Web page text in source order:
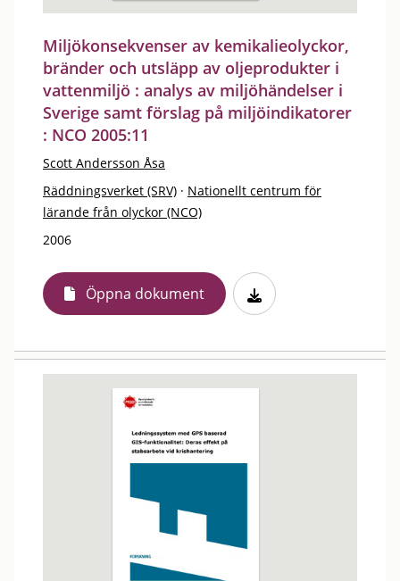
Miljökonsekvenser av kemikalieolyckor,
bränder och utsläpp av oljeprodukter i
vattenmiljö : analys av miljöhändelser i
Sverige samt förslag på miljöindikatorer
: NCO 2005:11
Scott Andersson Åsa
Räddningsverket (SRV) · Nationellt centrum för
lärande från olyckor (NCO)
2006
Öppna dokument